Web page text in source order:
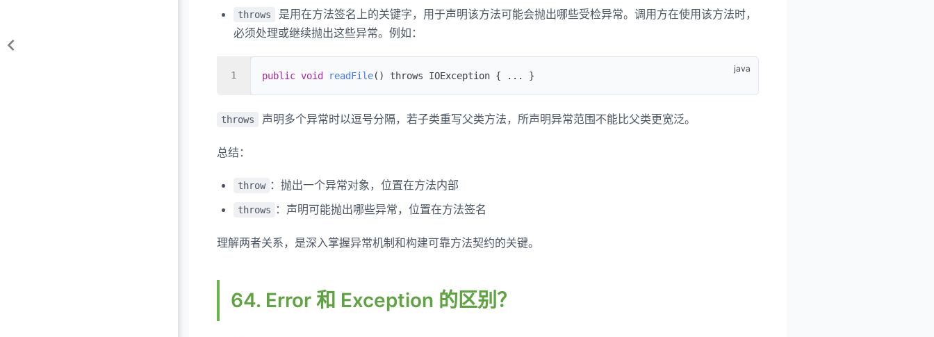
throws
是用在方法签名上的关键字，用于声明该方法可能会抛出哪些受检异常。调用方在使用该方法时，
必须处理或继续抛出这些异常。例如：
public void readFile() throws IOException { ... }
throws 声明多个异常时以逗号分隔，若子类重写父类方法，所声明异常范围不能比父类更宽泛。
总结：
throw ：抛出一个异常对象，位置在方法内部
throws ：声明可能抛出哪些异常，位置在方法签名
理解两者关系，是深入掌握异常机制和构建可靠方法契约的关键。
64. Error 和 Exception 的区别？